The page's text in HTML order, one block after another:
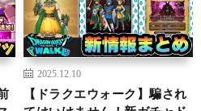
2025.12.10
【ドラクエウォーク】騙され